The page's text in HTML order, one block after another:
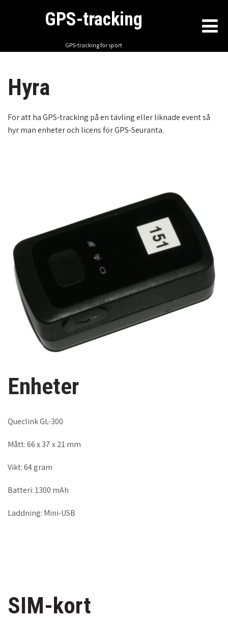
GPS-tracking
GPS-tracking för sport
Hyra
För att ha GPS-tracking på en tävling eller liknade event så
hyr man enheter och licens för GPS-Seuranta.
Enheter
Queclink GL-300
Mått: 66 x 37 x 21 mm
Vikt: 64 gram
Batteri: 1300 mAh
Laddning: Mini-USB
SIM-kort